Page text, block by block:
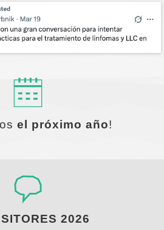
el próximo año!
2026